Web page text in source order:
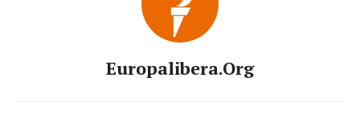
Europalibera.org